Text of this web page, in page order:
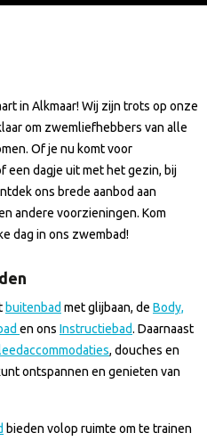
in Alkmaar! Wij zijn trots op onze
om zwemliefhebbers van alle
Of je nu komt voor
een dagje uit met het gezin, bij
ons brede aanbod aan
andere voorzieningen. Kom
dag in ons zwembad!
buitenbad met glijbaan, de Body,
en ons Instructiebad. Daarnaast
, douches en
ontspannen en genieten van
bieden volop ruimte om te trainen